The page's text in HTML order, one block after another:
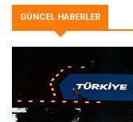
GÜNCEL HABERLER